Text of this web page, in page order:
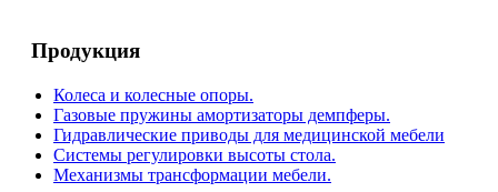
Продукция
Колеса и колесные опоры.
Газовые пружины амортизаторы демпферы.
Гидравлические приводы для медицинской мебели
Системы регулировки высоты стола.
Механизмы трансформации мебели.